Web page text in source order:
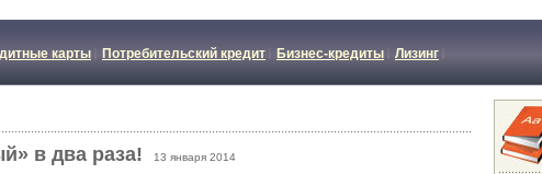
карты Потребительский кредит Бизнес-кредиты Лизинг
в два раза! 13 января 2014